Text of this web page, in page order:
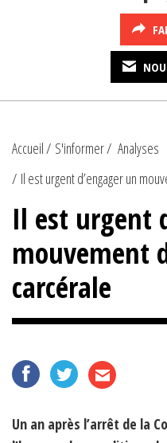
Accueil S'informer
Analyses
Il est urgent d’engager un
Il est urgent
mouvement
carcérale
Un an après l’arrêt de la